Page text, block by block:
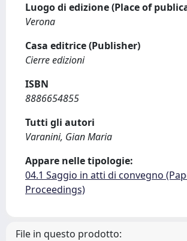
Luogo di edizione (Place of
Verona
Casa editrice (Publisher)
Cierre edizioni
ISBN
8886654855
Tutti gli autori
Varanini, Gian Maria
Appare nelle tipologie:
04.1 Saggio in atti di convegno
Proceedings)
File in questo prodotto: